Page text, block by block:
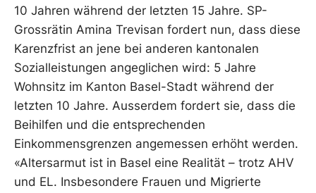
10 Jahren während der letzten 15 Jahre. SP-
Grossrätin Amina Trevisan fordert nun, dass diese
Karenzfrist an jene bei anderen kantonalen
Sozialleistungen angeglichen wird: 5 Jahre
Wohnsitz im Kanton Basel-Stadt während der
letzten 10 Jahre. Ausserdem fordert sie, dass die
Beihilfen und die entsprechenden
Einkommensgrenzen angemessen erhöht werden.
«Altersarmut ist in Basel eine Realität – trotz AHV
und EL. Insbesondere Frauen und Migrierte